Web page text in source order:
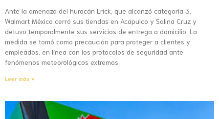
Ante la amenaza del huracán Erick, que alcanzó categoría 3,
Walmart México cerró sus tiendas en Acapulco y Salina Cruz y
detuvo temporalmente sus servicios de entrega a domicilio. La
medida se tomó como precaución para proteger a clientes y
empleados, en línea con los protocolos de seguridad ante
fenómenos meteorológicos extremos.
Leer más »